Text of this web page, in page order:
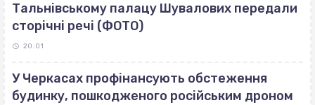
Тальнівському палацу Шувалових передали
сторічні речі (ФОТО)
20:01
У Черкасах профінансують обстеження
будинку, пошкодженого російським дроном